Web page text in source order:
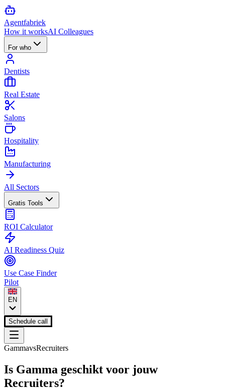
Agentfabriek
How it worksAI Colleagues
For who
Dentists
Real Estate
Salons
Hospitality
Manufacturing
All Sectors
Gratis Tools
ROI Calculator
AI Readiness Quiz
Use Case Finder
Pilot
EN
Schedule call
GammavsRecruiters
Is Gamma geschikt voor jouw
Recruiters?